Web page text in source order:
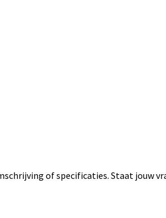
of specificaties. Staat jouw